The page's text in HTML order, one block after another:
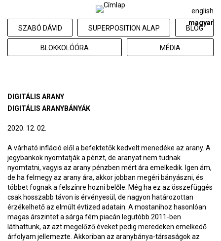
SZABÓ DÁVID SUPERPOSITION ALAP BLOG
BLOKKOLÓÓRA MÉDIA
english
magyar
DIGITÁLIS ARANY
DIGITÁLIS ARANYBÁNYÁK
2020. 12. 02.
A várható infláció elől a befektetők kedvelt menedéke az arany. A
jegybankok nyomtatják a pénzt, de aranyat nem tudnak
nyomtatni, vagyis az arany pénzben mért ára emelkedik. Igen ám,
de ha felmegy az arany ára, akkor jobban megéri bányászni, és
többet fognak a felszínre hozni belőle. Még ha ez az összefüggés
csak hosszabb távon is érvényesül, de nagyon határozottan
érzékelhető az elmúlt évtized adatain. A mostanihoz hasonlóan
magas árszintet a sárga fém piacán legutóbb 2011-ben
láthattunk, az azt megelőző éveket pedig meredeken emelkedő
árfolyam jellemezte. Akkoriban az aranybánya-társaságok az